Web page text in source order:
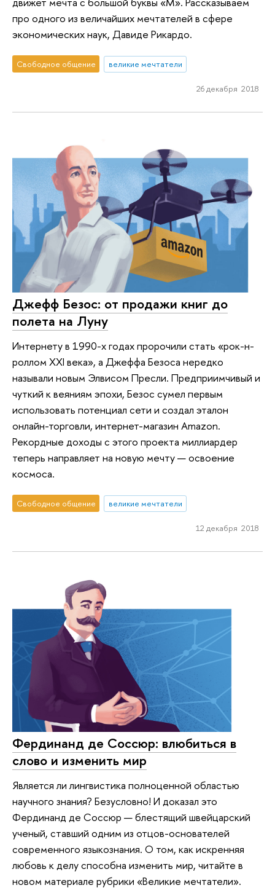
про одного из величайших мечтателей в сфере
экономических наук, Давиде Рикардо.
Свободное общение великие мечтатели
26 декабря 2018
Джефф Безос: от продажи книг до
полета на Луну
Интернету в 1990-х годах пророчили стать «рок-н-
роллом XXI века», а Джеффа Безоса нередко
называли новым Элвисом Пресли. Предприимчивый и
чуткий к веяниям эпохи, Безос сумел первым
использовать потенциал сети и создал эталон
онлайн-торговли, интернет-магазин Amazon.
Рекордные доходы с этого проекта миллиардер
теперь направляет на новую мечту — освоение
космоса.
Свободное общение великие мечтатели
12 декабря 2018
Фердинанд де Соссюр: влюбиться в
слово и изменить мир
Является ли лингвистика полноценной областью
научного знания? Безусловно! И доказал это
Фердинанд де Соссюр — блестящий швейцарский
ученый, ставший одним из отцов-основателей
современного языкознания. О том, как искренняя
любовь к делу способна изменить мир, читайте в
новом материале рубрики «Великие мечтатели».